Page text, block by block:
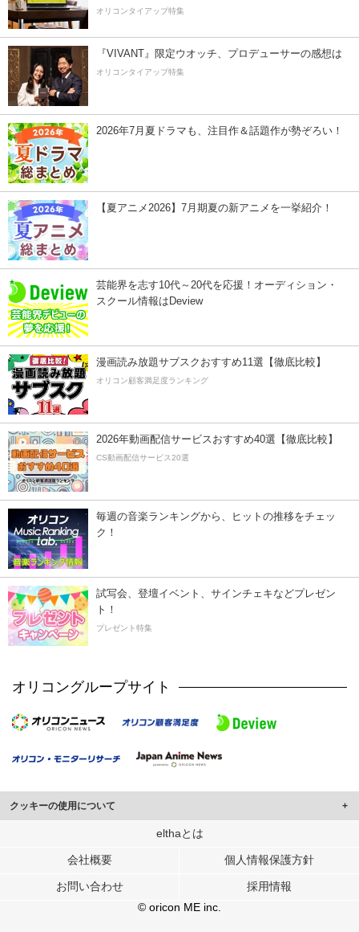
オリコンタイアップ特集
『VIVANT』限定ウオッチ、プロデューサーの感想は
オリコンタイアップ特集
2026年7月夏ドラマも、注目作＆話題作が勢ぞろい！
【夏アニメ2026】7月期夏の新アニメを一挙紹介！
芸能界を志す10代～20代を応援！オーディション・
スクール情報はDeview
漫画読み放題サブスクおすすめ11選【徹底比較】
オリコン顧客満足度ランキング
2026年動画配信サービスおすすめ40選【徹底比較】
CS動画配信サービス20選
毎週の音楽ランキングから、ヒットの推移をチェッ
ク！
試写会、登壇イベント、サインチェキなどプレゼン
ト！
プレゼント特集
オリコングループサイト
クッキーの使用について
このサイトでは Cookie を使用して、ユーザーに合わせたコンテンツや広告の
行っています。
メディアや広告配信、データ解析の各パートナーに提供しています。
各パートナーは、この情報とユーザーが各パートナーに提供した他の情報や、
ユーザーが各パートナーのサービスを使用したときに収集した他の情報を組み
elthaとは
会社概要 個人情報保護方針
お問い合わせ
採用情報
© oricon ME inc.